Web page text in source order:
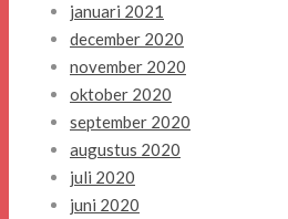
januari 2021
december 2020
november 2020
oktober 2020
september 2020
augustus 2020
juli 2020
juni 2020